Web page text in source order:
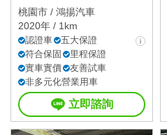
桃園市 / 鴻揚汽車
2020年 / 1km
認證車
五大保證
符合保固
里程保證
實車實價
友善試車
非多元化營業用車
立即諮詢